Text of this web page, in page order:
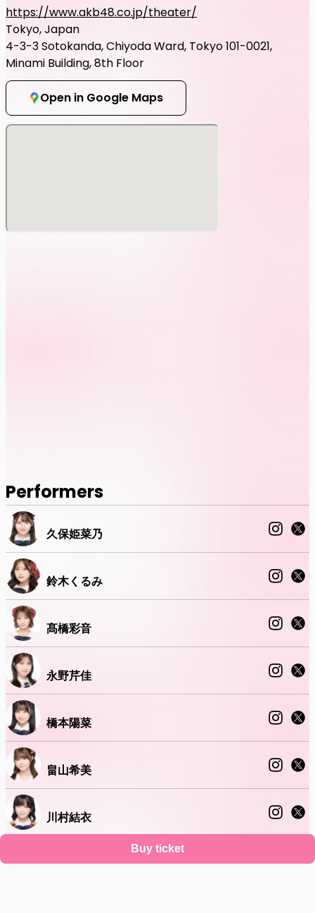
https://www.akb48.co.jp/theater/
Tokyo, Japan
4-3-3 Sotokanda, Chiyoda Ward, Tokyo 101-0021,
Minami Building, 8th Floor
Open in Google Maps
Performers
久保姫菜乃
鈴木くるみ
髙橋彩音
永野芹佳
橋本陽菜
畠山希美
川村結衣
近藤沙樹
Buy ticket